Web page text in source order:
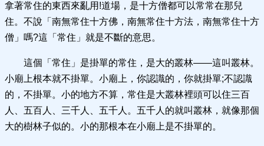
拿著常住的東西來亂用!道場，是十方僧都可以常常在那兒
住。不說「南無常住十方佛，南無常住十方法，南無常住十方
僧」嗎?這「常住」就是不斷的意思。
這個「常住」是掛單的常住，是大的叢林——這叫叢林。
小廟上根本就不掛單。小廟上，你認識的，你就掛單;不認識
的，不掛單。小的地方不算，常住是大叢林裡頭可以住三百
人、五百人、三千人、五千人。五千人的就叫叢林，就像那個
大的樹林子似的。小的那根本在小廟上是不掛單的。